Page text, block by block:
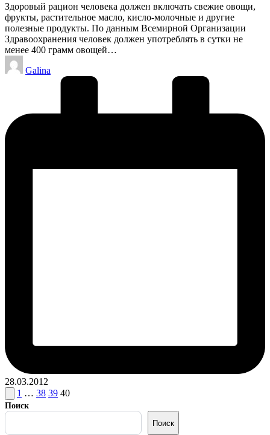
Здоровый рацион человека должен включать свежие овощи,
фрукты, растительное масло, кисло-молочные и другие
полезные продукты. По данным Всемирной Организации
Здравоохранения человек должен употреблять в сутки не
менее 400 грамм овощей…
Запись
от
Galina
28.03.2012
Пагинация
записей
Пред.
страница
1 … 38 39 40
Поиск
Поиск